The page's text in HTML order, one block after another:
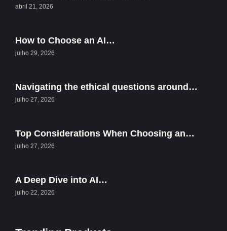
abril 21, 2026
How to Choose an AI…
julho 29, 2026
Navigating the ethical questions around…
julho 27, 2026
Top Considerations When Choosing an…
julho 27, 2026
A Deep Dive into AI…
julho 22, 2026